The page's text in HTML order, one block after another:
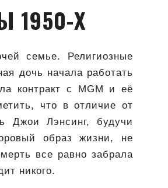
1950-Х
семье. Религиозные
дочь начала работать
контракт с MGM и её
что в отличие от
Джои Лэнсинг, будучи
образ жизни, не
все равно забрала
никого.